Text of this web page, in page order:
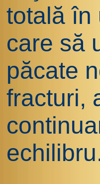
totală în
care să
păcate
fracturi,